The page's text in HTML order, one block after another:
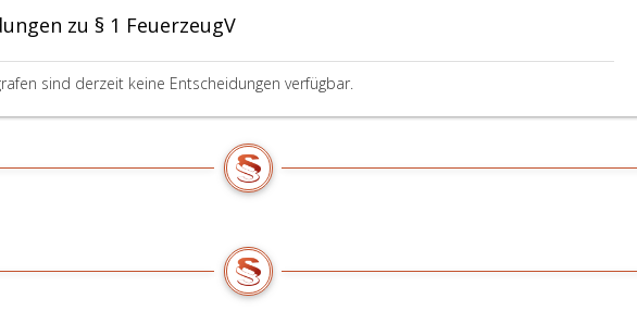
zu § 1 FeuerzeugV
sind derzeit keine Entscheidungen verfügbar.